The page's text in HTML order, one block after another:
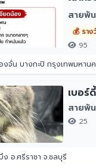
สายพั
💰 รา
95
จั่น บางกะปิ กรุงเทพมหาน
เบอร์ดี้
สายพั
25
อ.ศรีราชา จ.ชลบุรี